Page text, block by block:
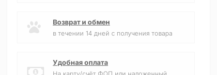
Возврат и обмен
в течении 14 дней с получения товара
Удобная оплата